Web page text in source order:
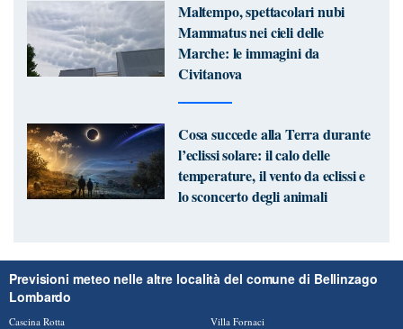
Maltempo, spettacolari nubi
Mammatus nei cieli delle
Marche: le immagini da
Civitanova
Cosa succede alla Terra durante
l’eclissi solare: il calo delle
temperature, il vento da eclissi e
lo sconcerto degli animali
Previsioni meteo nelle altre località del comune di Bellinzago
Lombardo
Cascina Rotta Villa Fornaci